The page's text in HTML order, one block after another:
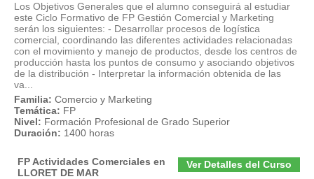
Los Objetivos Generales que el alumno conseguirá al estudiar
este Ciclo Formativo de FP Gestión Comercial y Marketing
serán los siguientes: - Desarrollar procesos de logística
comercial, coordinando las diferentes actividades relacionadas
con el movimiento y manejo de productos, desde los centros de
producción hasta los puntos de consumo y asociando objetivos
de la distribución - Interpretar la información obtenida de las
va...
Familia: Comercio y Marketing
Temática: FP
Nivel: Formación Profesional de Grado Superior
Duración: 1400 horas
Ver Detalles del Curso
FP Actividades Comerciales en
LLORET DE MAR